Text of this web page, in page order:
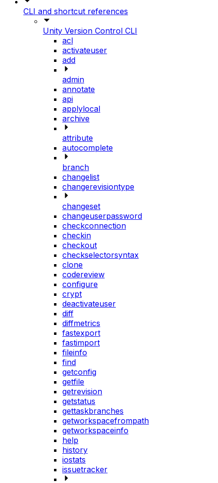
CLI and shortcut references
Unity Version Control CLI
acl
activateuser
add
admin
annotate
api
applylocal
archive
attribute
autocomplete
branch
changelist
changerevisiontype
changeset
changeuserpassword
checkconnection
checkin
checkout
checkselectorsyntax
clone
codereview
configure
crypt
deactivateuser
diff
diffmetrics
fastexport
fastimport
fileinfo
find
getconfig
getfile
getrevision
getstatus
gettaskbranches
getworkspacefrompath
getworkspaceinfo
help
history
iostats
issuetracker